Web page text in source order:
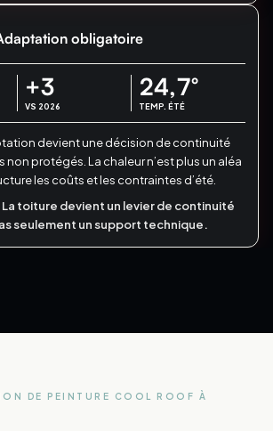
obligatoire
+3
VS 2026
24,7°
TEMP. ÉTÉ
devient une décision de continuité
non protégés. La chaleur n’est plus un aléa
les coûts et les contraintes d’été.
La toiture devient un levier de continuité
seulement un support technique.
DE PEINTURE COOL ROOF À